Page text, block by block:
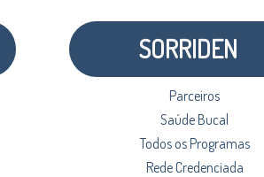
SORRIDEN
Parceiros
Saúde Bucal
Todos os Programas
Rede Credenciada